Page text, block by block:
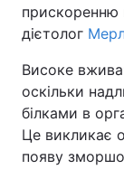
прискоренню
дієтолог
Високе
оскільки
білками в
Це викликає
появу